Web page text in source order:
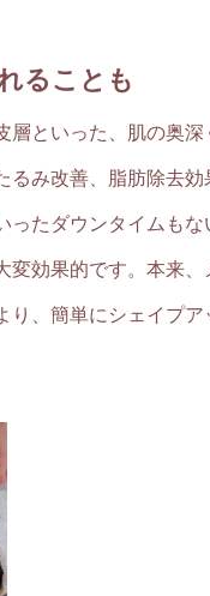
ることも
といった、肌の奥
るみ改善、脂肪除去
ったダウンタイムも
変効果的です。本来
り、簡単にシェイプ